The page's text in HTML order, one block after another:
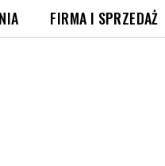
FIRMA I SPRZEDAŻ